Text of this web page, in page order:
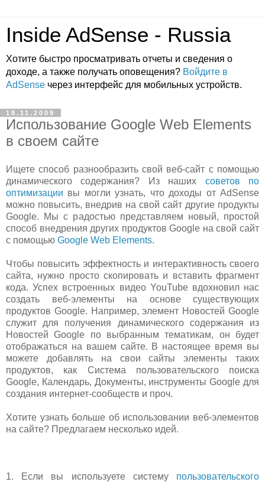
Inside AdSense - Russia
Хотите быстро просматривать отчеты и сведения о
доходе, а также получать оповещения? Войдите в
AdSense через интерфейс для мобильных устройств.
18.11.2009
Использование Google Web Elements
в своем сайте
Ищете способ разнообразить свой веб-сайт с помощью
динамического содержания? Из наших советов по
оптимизации вы могли узнать, что доходы от AdSense
можно повысить, внедрив на свой сайт другие продукты
Google. Мы с радостью представляем новый, простой
способ внедрения других продуктов Google на свой сайт
с помощью Google Web Elements.
Чтобы повысить эффектность и интерактивность своего
сайта, нужно просто скопировать и вставить фрагмент
кода. Успех встроенных видео YouTube вдохновил нас
создать веб-элементы на основе существующих
продуктов Google. Например, элемент Новостей Google
служит для получения динамического содержания из
Новостей Google по выбранным тематикам, он будет
отображаться на вашем сайте. В настоящее время вы
можете добавлять на свои сайты элементы таких
продуктов, как Система пользовательского поиска
Google, Календарь, Документы, инструменты Google для
создания интернет-сообществ и проч.
Хотите узнать больше об использовании веб-элементов
на сайте? Предлагаем несколько идей.
1. Если вы используете систему
пользовательского